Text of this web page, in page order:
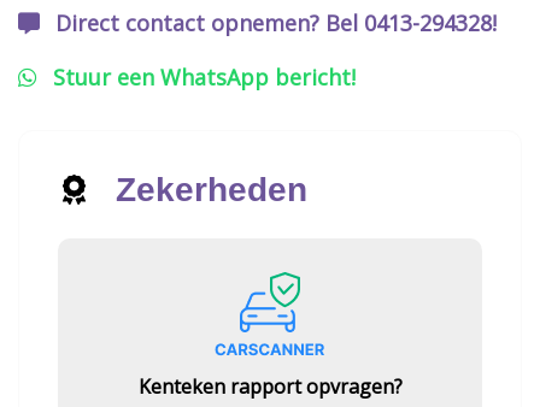
Direct contact opnemen? Bel 0413-294328!
Stuur een WhatsApp bericht!
Zekerheden
Kenteken rapport opvragen?